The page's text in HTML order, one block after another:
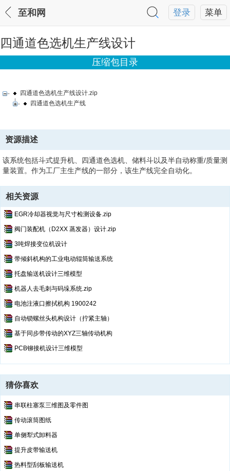
菜单
登录
至和网
四通道色选机生产线设计
压缩包目录
四通道色选机生产线设计.zip
四通道色选机生产线
资源描述
该系统包括斗式提升机、四通道色选机、储料斗以及半自动称重/质量测
量装置。作为工厂主生产线的一部分，该生产线完全自动化。
相关资源
EGR冷却器视觉与尺寸检测设备.zip
阀门装配机（D2XX 蒸发器）设计.zip
3吨焊接变位机设计
带倾斜机构的工业电动辊筒输送系统
托盘输送机设计三维模型
机器人去毛刺与码垛系统.zip
电池注液口擦拭机构 1900242
自动锁螺丝头机构设计（拧紧主轴）
基于同步带传动的XYZ三轴传动机构
PCB铆接机设计三维模型
猜你喜欢
串联柱塞泵三维图及零件图
传动滚筒图纸
单侧犁式卸料器
提升皮带输送机
热料型刮板输送机